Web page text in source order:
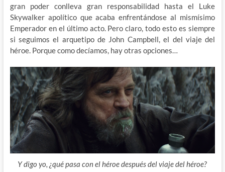
gran poder conlleva gran responsabilidad hasta el Luke
Skywalker apolítico que acaba enfrentándose al mismísimo
Emperador en el último acto. Pero claro, todo esto es siempre
si seguimos el arquetipo de John Campbell, el del viaje del
héroe. Porque como decíamos, hay otras opciones…
Y digo yo, ¿qué pasa con el héroe después del viaje del héroe?